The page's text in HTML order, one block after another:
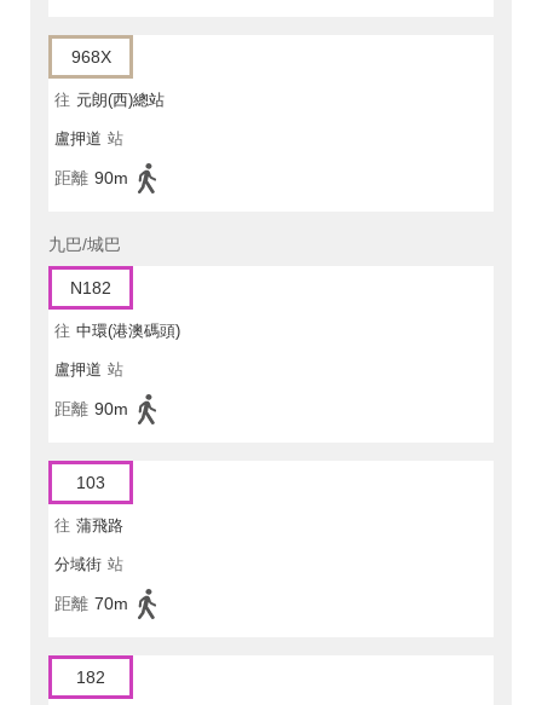
968X
往 元朗(西)總站
盧押道 站
距離 90m
九巴/城巴
N182
往 中環(港澳碼頭)
盧押道 站
距離 90m
103
往 蒲飛路
分域街 站
距離 70m
182